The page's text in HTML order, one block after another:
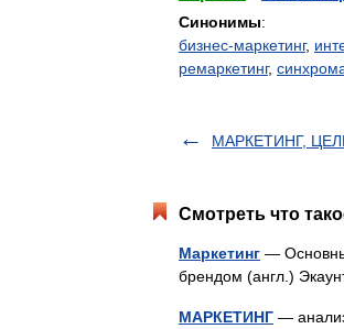
Синонимы:
бизнес-маркетинг,
ремаркетинг,
МАРКЕТИНГ,
Смотреть что
Маркетинг —
брендом (англ.)
МАРКЕТИНГ —